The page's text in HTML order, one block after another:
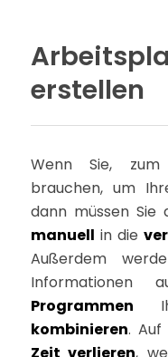
erstellen
Wenn Sie, zum
brauchen, um
dann müssen Sie
manuell in die
Außerdem
Informationen
Programmen
kombinieren.